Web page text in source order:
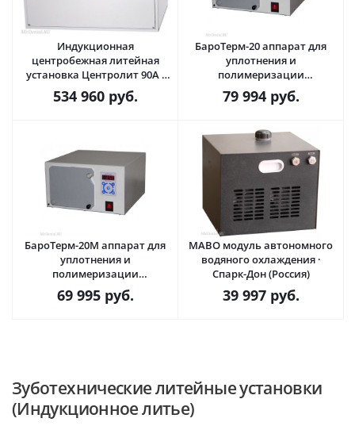
Индукционная
центробежная литейная
установка Центролит 90А ·
Спарк-Дон (Россия)
534 960руб.
БароТерм-20 аппарат для
уплотнения и
полимеризации
материалов · Спарк-Дон
(Россия)
79 994руб.
БароТерм-20М аппарат для
уплотнения и
полимеризации
материалов без системы
нагрева · Спарк-Дон (Россия)
69 995руб.
МАВО модуль автономного
водяного охлаждения ·
Спарк-Дон (Россия)
39 997руб.
Зуботехнические литейные установки
(Индукционное литье)